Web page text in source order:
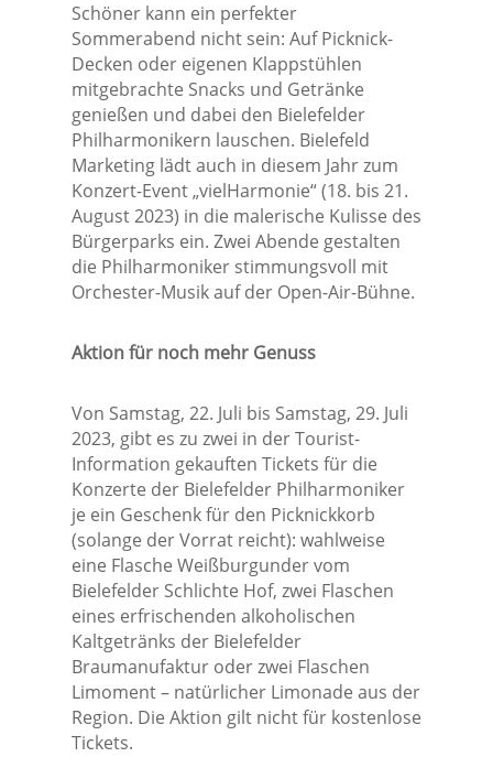
Schöner kann ein perfekter
Sommerabend nicht sein: Auf Picknick-
Decken oder eigenen Klappstühlen
mitgebrachte Snacks und Getränke
genießen und dabei den Bielefelder
Philharmonikern lauschen. Bielefeld
Marketing lädt auch in diesem Jahr zum
Konzert-Event „vielHarmonie“ (18. bis 21.
August 2023) in die malerische Kulisse des
Bürgerparks ein. Zwei Abende gestalten
die Philharmoniker stimmungsvoll mit
Orchester-Musik auf der Open-Air-Bühne.
Aktion für noch mehr Genuss
Von Samstag, 22. Juli bis Samstag, 29. Juli
2023, gibt es zu zwei in der Tourist-
Information gekauften Tickets für die
Konzerte der Bielefelder Philharmoniker
je ein Geschenk für den Picknickkorb
(solange der Vorrat reicht): wahlweise
eine Flasche Weißburgunder vom
Bielefelder Schlichte Hof, zwei Flaschen
eines erfrischenden alkoholischen
Kaltgetränks der Bielefelder
Braumanufaktur oder zwei Flaschen
Limoment – natürlicher Limonade aus der
Region. Die Aktion gilt nicht für kostenlose
Tickets.